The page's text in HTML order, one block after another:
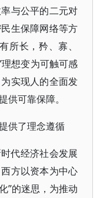
与公平的二元对
生保障网络等方
所长，矜、寡、
想变为可触可感
实现人的全面发
供可靠保障。
供了理念遵循
代经济社会发展
方以资本为中心
”的迷思，为推动